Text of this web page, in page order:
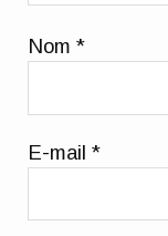
Nom*
E-mail*